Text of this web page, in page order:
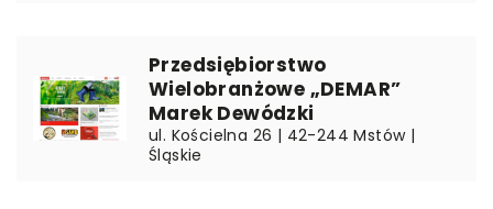
Przedsiębiorstwo
Wielobranżowe „DEMAR”
Marek Dewódzki
ul. Kościelna 26 | 42-244 Mstów |
Śląskie